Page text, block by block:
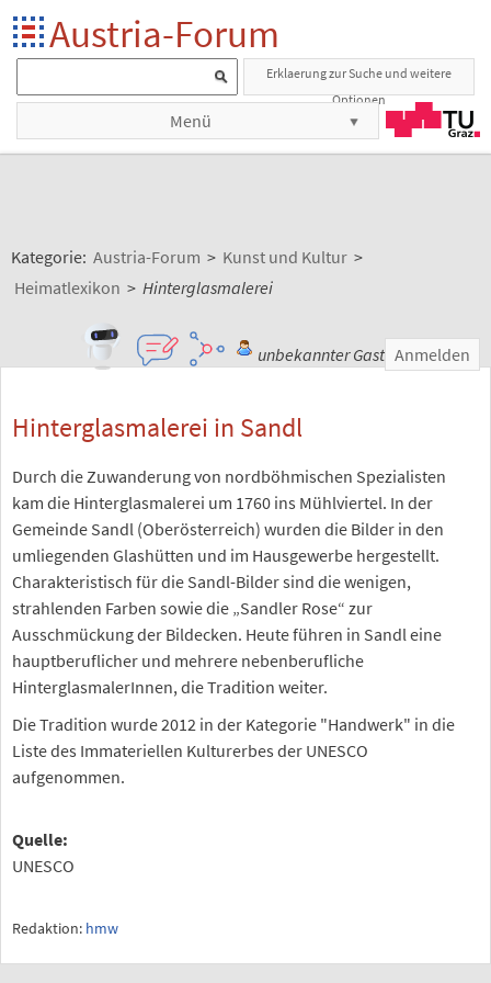
Austria-Forum
Erklaerung zur Suche und weitere
Optionen
Menü
Kategorie: Austria-Forum > Kunst und Kultur >
Heimatlexikon > Hinterglasmalerei
unbekannter Gast Anmelden
Hinterglasmalerei in Sandl
Durch die Zuwanderung von nordböhmischen Spezialisten
kam die Hinterglasmalerei um 1760 ins Mühlviertel. In der
Gemeinde Sandl (Oberösterreich) wurden die Bilder in den
umliegenden Glashütten und im Hausgewerbe hergestellt.
Charakteristisch für die Sandl-Bilder sind die wenigen,
strahlenden Farben sowie die „Sandler Rose“ zur
Ausschmückung der Bildecken. Heute führen in Sandl eine
hauptberuflicher und mehrere nebenberufliche
HinterglasmalerInnen, die Tradition weiter.
Die Tradition wurde 2012 in der Kategorie "Handwerk" in die
Liste des Immateriellen Kulturerbes der UNESCO
aufgenommen.
Quelle:
UNESCO
Redaktion: hmw